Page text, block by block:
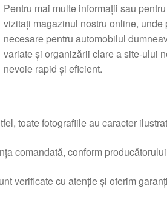
Pentru mai multe informații sau
vizitați magazinul nostru online,
necesare pentru automobilul
variate și organizării clare a site-ului
nevoie rapid și eficient.
toate fotografiile au caracter
comandată, conform
verificate cu atenție și oferim